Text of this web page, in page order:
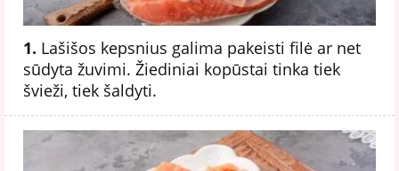
1. Lašišos kepsnius galima pakeisti filė ar net
sūdyta žuvimi. Žiediniai kopūstai tinka tiek
švieži, tiek šaldyti.